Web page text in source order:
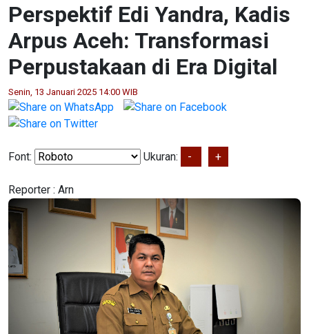
Perspektif Edi Yandra, Kadis
Arpus Aceh: Transformasi
Perpustakaan di Era Digital
Senin, 13 Januari 2025 14:00 WIB
Font: Ukuran: - +
Reporter : Arn